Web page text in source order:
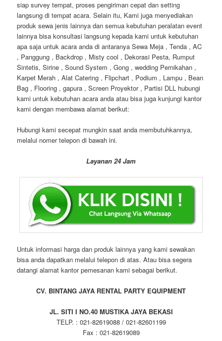
siap survey tempat, proses pengiriman cepat dan setting
langsung di tempat acara. Selain itu, Kami juga menyediakan
produk sewa jenis lainnya dan semua kebutuhan peralatan event
lainnya bisa konsultasi langsung kepada kami untuk kebutuhan
apa saja untuk acara anda di antaranya Sewa Meja , Tenda , AC
, Panggung , Backdrop , Misty cool , Dekorasi Pesta, Rumput
Sintetis, Sirine , Sound System , Gong , wedding Pernikahan ,
Karpet Merah , Alat Catering , Flipchart , Podium , Lampu , Bean
Bag , Flooring , gapura , Screen Proyektor , Partisi DLL hubungi
kami untuk kebutuhan acara anda atau bisa juga kunjungi kantor
kami dengan membawa alamat berikut:
Hubungi kami secepat mungkin saat anda membutuhkannya,
melalui nomer telepon di bawah ini.
Layanan 24 Jam
Untuk informasi harga dan produk lainnya yang kami sewakan
bisa anda dapatkan melalui telepon di atas. Atau bisa segera
datangi alamat kantor pemesanan kami sebagai berikut.
CV. BINTANG JAYA RENTAL PARTY EQUIPMENT
JL. SITI I NO.40 MUSTIKA JAYA BEKASI
TELP. : 021-82619088 / 021-82601199
Fax : 021-82619089